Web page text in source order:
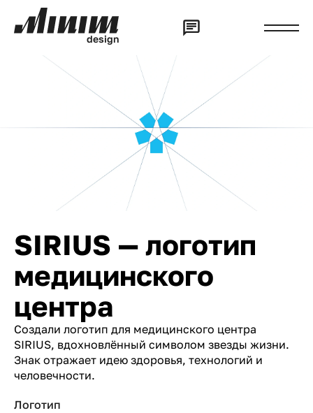
design
SIRIUS — логотип
медицинского
центра
Создали логотип для медицинского центра
SIRIUS, вдохновлённый символом звезды жизни.
Знак отражает идею здоровья, технологий и
человечности.
Логотип